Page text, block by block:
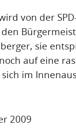
von der
sie
auf eine
im
2009